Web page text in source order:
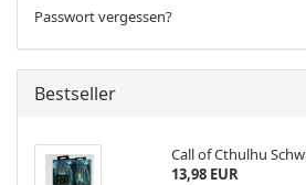
Passwort vergessen?
Bestseller
Call of Cthulhu
13,98 EUR